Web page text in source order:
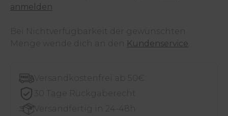
anmelden
Bei Nichtverfügbarkeit der gewünschten
Menge wende dich an den
Kundenservice
Versandkostenfrei ab 50€
30 Tage Rückgaberecht
Versandfertig in 24-48h